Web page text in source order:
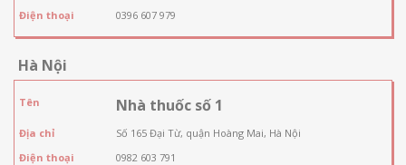
Điện thoại
0396 607 979
Hà Nội
Tên Nhà thuốc số 1
Địa chỉ
Số 165 Đại Từ, quận Hoàng Mai, Hà Nội
Điện thoại
0982 603 791